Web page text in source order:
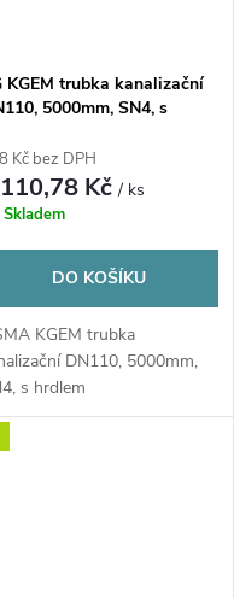
KGEM trubka kanalizační
5000mm, SN4, s
Kč bez DPH
Kč/ ks
Skladem
DO KOŠÍKU
KGEM trubka
DN110, 5000mm,
s hrdlem